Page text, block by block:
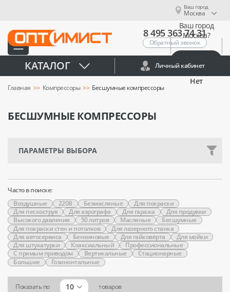
Ваш город
Москва
Ваш город
Москва?
Нет
8 495 363 74 31
Обратный звонок
КАТАЛОГ Личный кабинет
Главная Компрессоры Бесшумные компрессоры
БЕСШУМНЫЕ КОМПРЕССОРЫ
ПАРАМЕТРЫ ВЫБОРА
Часто в поиске:
Воздушные
220В Безмасляные
Для покраски
Для пескоструя
Для аэрографа Для гаража
Для продувки
Высокого давления
50 литров Масляные
Бесшумные
Для покраски стен и потолков
Для лазерного станка
Для автосервиса
Бензиновые Для гайковёрта
Для мойки
Для штукатурки
Коаксиальный
Профессиональные
С прямым приводом
Вертикальные
Стационарные
Большие
Гозинонтальные
Показать по 10
товаров